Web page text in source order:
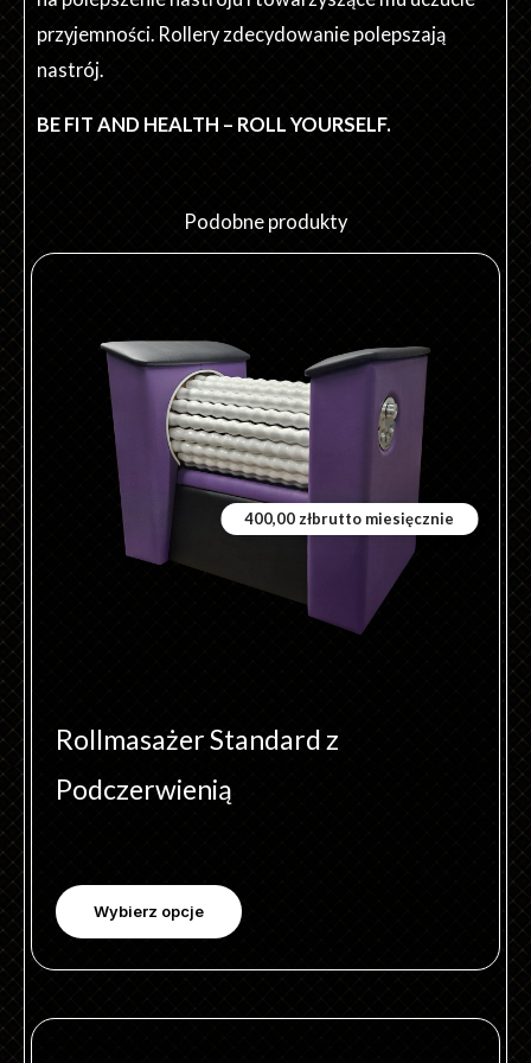
przyjemności. Rollery zdecydowanie polepszają
nastrój.
BE FIT AND HEALTH – ROLL YOURSELF.
Podobne produkty
400,00złbrutto miesięcznie
Rollmasażer Standard z
Podczerwienią
Wybierz opcje
wiele
wariantów.
Opcje
można
wybrać
stronie
produktu